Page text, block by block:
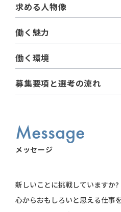
求める人物像
働く魅力
働く環境
募集要項と選考の流れ
Message
メッセージ
新しいことに挑戦していますか?
心からおもしろいと思える仕事